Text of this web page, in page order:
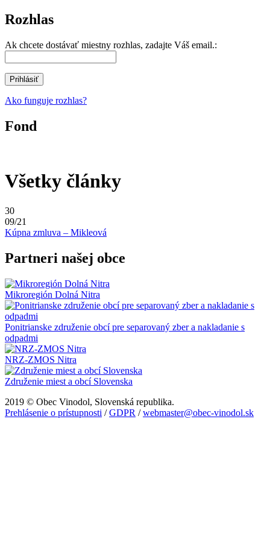
Rozhlas
Ak chcete dostávať miestny rozhlas, zadajte Váš email.:
Ako funguje rozhlas?
Fond
Všetky články
30
09/21
Kúpna zmluva – Mikleová
Partneri našej obce
Mikroregión Dolná Nitra
Ponitrianske združenie obcí pre separovaný zber a nakladanie s
odpadmi
NRZ-ZMOS Nitra
Združenie miest a obcí Slovenska
2019 © Obec Vinodol, Slovenská republika.
Prehlásenie o prístupnosti /GDPR /webmaster@obec-vinodol.sk